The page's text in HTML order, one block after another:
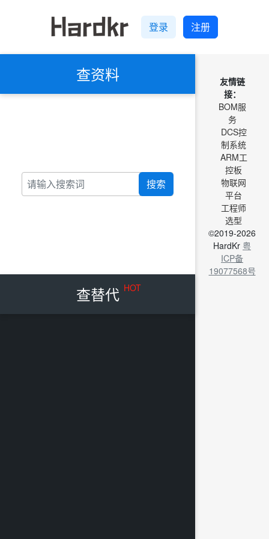
登录 注册
查资料
搜索
查替代 HOT
友情链
接：
BOM服
务
DCS控
制系统
ARM工
控板
物联网
平台
工程师
选型
©2019-2026
HardKr 粤
ICP备
19077568号